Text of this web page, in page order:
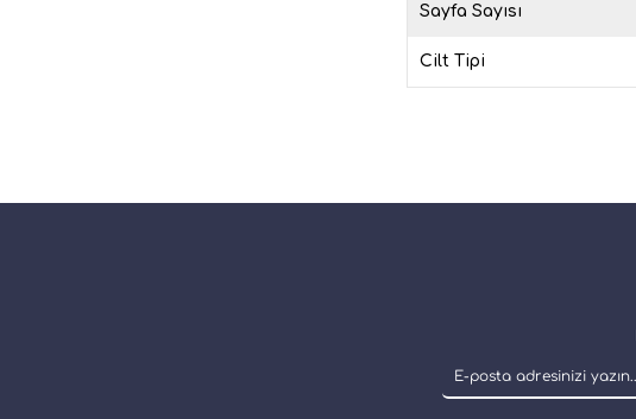
Sayfa Sayısı
Cilt Tipi